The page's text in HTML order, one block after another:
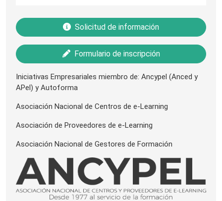
Solicitud de información
Formulario de inscripción
Iniciativas Empresariales miembro de: Ancypel (Anced y
APel) y Autoforma
Asociación Nacional de Centros de e-Learning
Asociación de Proveedores de e-Learning
Asociación Nacional de Gestores de Formación